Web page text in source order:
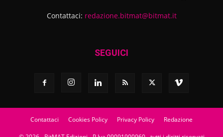
Contattaci: redazione.bitmat@bitmat.it
SEGUICI
Contattaci Cookies Policy Privacy Policy Redazione